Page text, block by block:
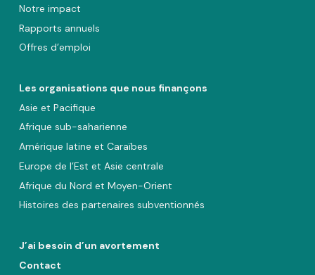
Notre impact
Rapports annuels
Offres d’emploi
Les organisations que nous finançons
Asie et Pacifique
Afrique sub-saharienne
Amérique latine et Caraïbes
Europe de l’Est et Asie centrale
Afrique du Nord et Moyen-Orient
Histoires des partenaires subventionnés
J’ai besoin d’un avortement
Contact